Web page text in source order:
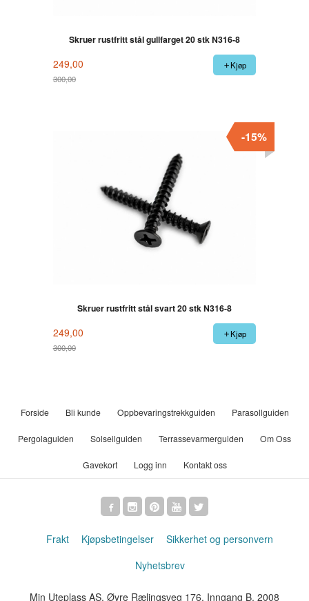
Skruer rustfritt stål gullfarget 20 stk N316-8
249,00
300,00
Kjøp
Skruer rustfritt stål svart 20 stk N316-8
249,00
300,00
-15%
Kjøp
Forside Bli kunde Oppbevaringstrekkguiden Parasollguiden
Pergolaguiden Solseilguiden Terrassevarmerguiden Om Oss
Gavekort Logg inn Kontakt oss
Frakt Kjøpsbetingelser
Sikkerhet og personvern
Nyhetsbrev
Min Uteplass AS, Øvre Rælingsveg 176, Inngang B, 2008